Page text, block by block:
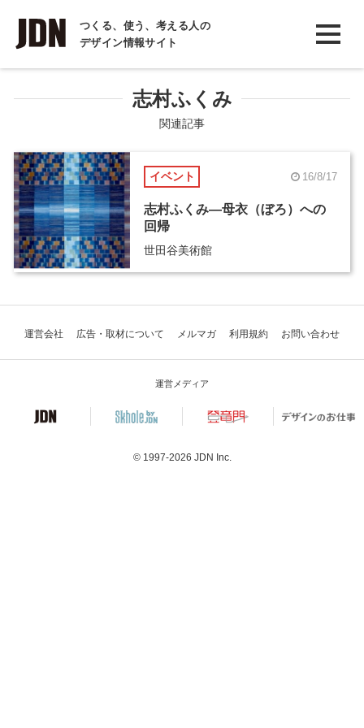
つくる、使う、考える人の
デザイン情報サイト
INTERVIEW
インタビュー
COLUMN
コラム
志村ふくみ
関連記事
イベント 16/8/17
志村ふくみ―母衣（ぼろ）への
回帰
世田谷美術館
運営会社 広告・取材について メルマガ 利用規約 お問い合わせ
運営メディア
© 1997-2026 JDN Inc.